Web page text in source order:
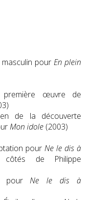
pour En plein
œuvre de
de la découverte
Mon idole (2003)
pour Ne le dis à
de Philippe
pourNe le dis à